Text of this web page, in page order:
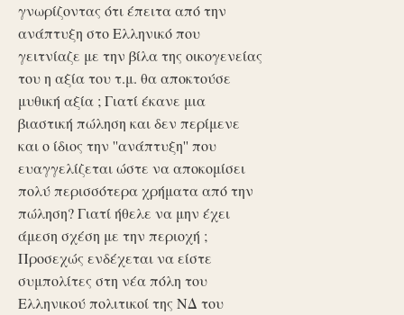
γνωρίζοντας ότι έπειτα από την
ανάπτυξη στο Ελληνικό που
γειτνίαζε με την βίλα της οικογενείας
του η αξία του τ.μ. θα αποκτούσε
μυθική αξία ; Γιατί έκανε μια
βιαστική πώληση και δεν περίμενε
και ο ίδιος την ''ανάπτυξη'' που
ευαγγελίζεται ώστε να αποκομίσει
πολύ περισσότερα χρήματα από την
πώληση? Γιατί ήθελε να μην έχει
άμεση σχέση με την περιοχή ;
Προσεχώς ενδέχεται να είστε
συμπολίτες στη νέα πόλη του
Ελληνικού πολιτικοί της ΝΔ του